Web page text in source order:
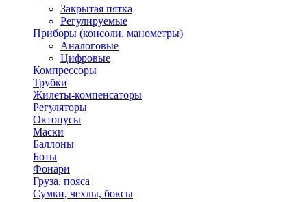
Закрытая пятка
Регулируемые
Приборы (консоли, манометры)
Аналоговые
Цифровые
Компрессоры
Трубки
Жилеты-компенсаторы
Регуляторы
Октопусы
Маски
Баллоны
Боты
Фонари
Груза, пояса
Сумки, чехлы, боксы